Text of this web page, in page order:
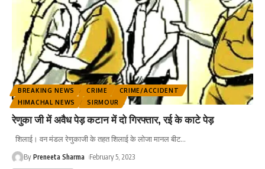
BREAKING NEWS CRIME
CRIME/ACCIDENT
HIMACHAL NEWS
SIRMOUR
रेणुका जी में अवैध पेड़ कटान में दो गिरफ्तार, रई के काटे पेड़
शिलाई। वन मंडल रेणुकाजी के तहत शिलाई के लोजा मानल बीट…
By Preneeta Sharma February 5, 2023